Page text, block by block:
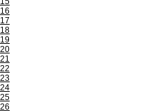
16
17
18
19
20
21
22
23
24
25
26